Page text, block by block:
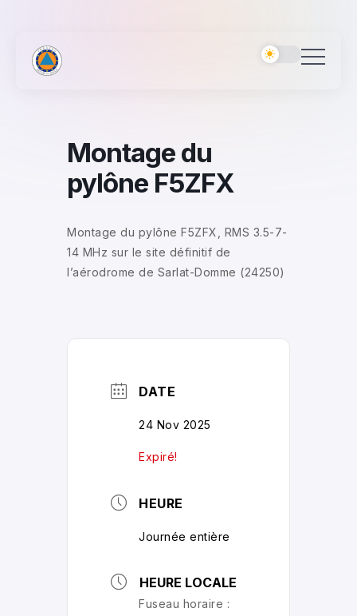
Montage du
pylône F5ZFX
Montage du pylône F5ZFX, RMS 3.5-7-
14 MHz sur le site définitif de
l’aérodrome de Sarlat-Domme (24250)
DATE
24 Nov 2025
Expiré!
HEURE
Journée entière
HEURE LOCALE
Fuseau horaire :